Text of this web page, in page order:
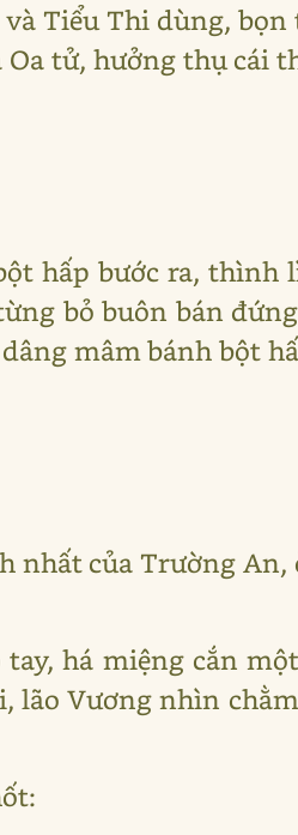
Tiểu Thi dùng, bọn
tử, hưởng thụ cái
hấp bước ra, thình
bỏ buôn bán
mâm bánh bột
nhất của Trường An,
há miệng cắn
lão Vương nhìn